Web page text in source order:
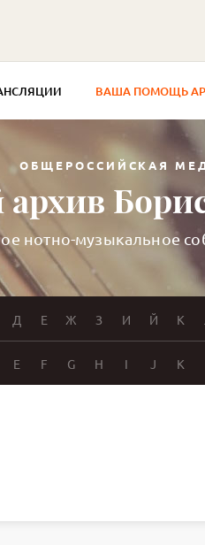
ВАША ПОМОЩЬ
ОБЩЕРОССИЙСКАЯ
нотно-музыкальное
Д Е Ж З И Й К
E F G H I J K